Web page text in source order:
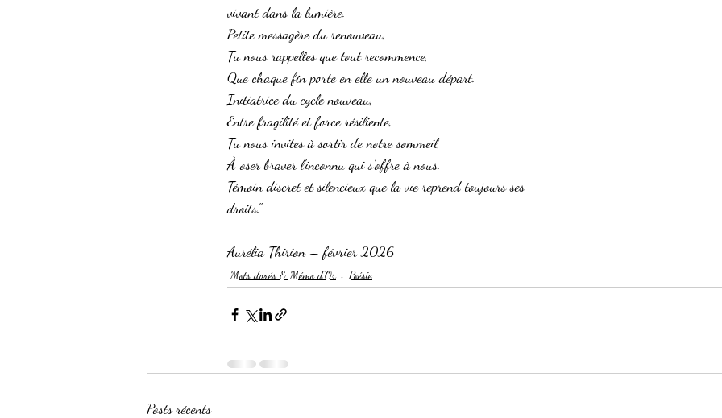
vivant dans la lumière.
Petite messagère du renouveau,
Tu nous rappelles que tout recommence,
Que chaque fin porte en elle un nouveau départ.
Initiatrice du cycle nouveau,
Entre fragilité et force résiliente,
Tu nous invites à sortir de notre sommeil,
À oser braver l'inconnu qui s'offre à nous.
Témoin discret et silencieux que la vie reprend toujours ses
droits."
Aurélia Thirion – février 2026
Mots dorés & Mémo d'Or Poésie
Posts récents